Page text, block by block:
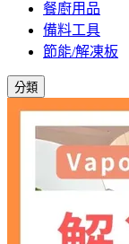
餐廚用品
備料工具
節能/解凍板
分類